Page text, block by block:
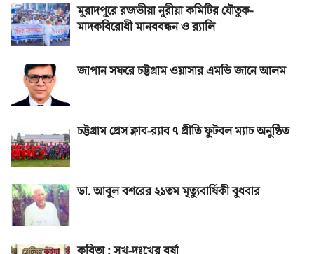
মুরাদপুরে রজভীয়া নূরীয়া কমিটির যৌতুক-
মাদকবিরোধী মানববন্ধন ও র‌্যালি
জাপান সফরে চট্টগ্রাম ওয়াসার এমডি জানে আলম
চট্টগ্রাম প্রেস ক্লাব-র‌্যাব ৭ প্রীতি ফুটবল ম্যাচ অনুষ্ঠিত
ডা. আবুল বশরের ২১তম মৃত্যুবার্ষিকী বুধবার